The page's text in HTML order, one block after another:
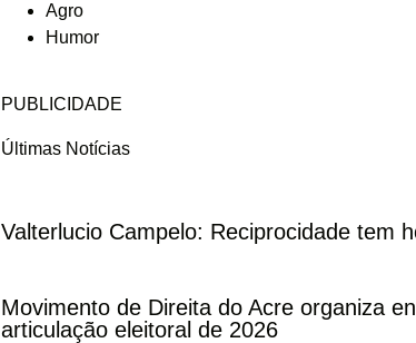
Agro
Humor
PUBLICIDADE
Últimas Notícias
Valterlucio Campelo: Reciprocidade tem
Movimento de Direita do Acre organiza
articulação eleitoral de 2026